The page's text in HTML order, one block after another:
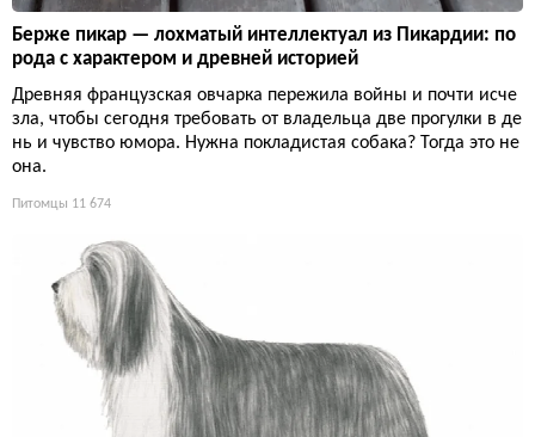
Берже пикар — лохматый интеллектуал из Пикардии: по
рода с характером и древней историей
Древняя французская овчарка пережила войны и почти исче
зла, чтобы сегодня требовать от владельца две прогулки в де
нь и чувство юмора. Нужна покладистая собака? Тогда это не
она.
Питомцы 11 674